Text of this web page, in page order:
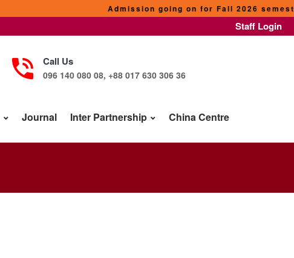
Admission going on for Fall 2026
Staff Login
Call Us
096 140 080 08, +88 017 630 306 36
Journal Inter Partnership China Centre